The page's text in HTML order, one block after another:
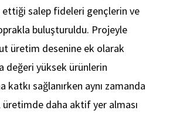
ettiği salep fideleri gençlerin ve
buluşturuldu. Projeyle
üretim desenine ek olarak
yüksek ürünlerin
katkı sağlanırken aynı zamanda
üretimde daha aktif yer alması